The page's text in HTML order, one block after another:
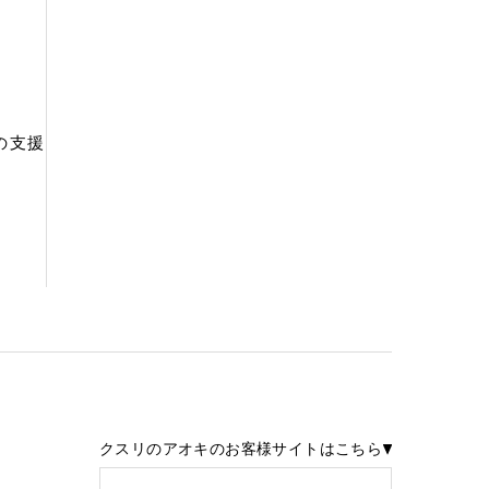
支援
クスリのアオキのお客様サイトはこちら